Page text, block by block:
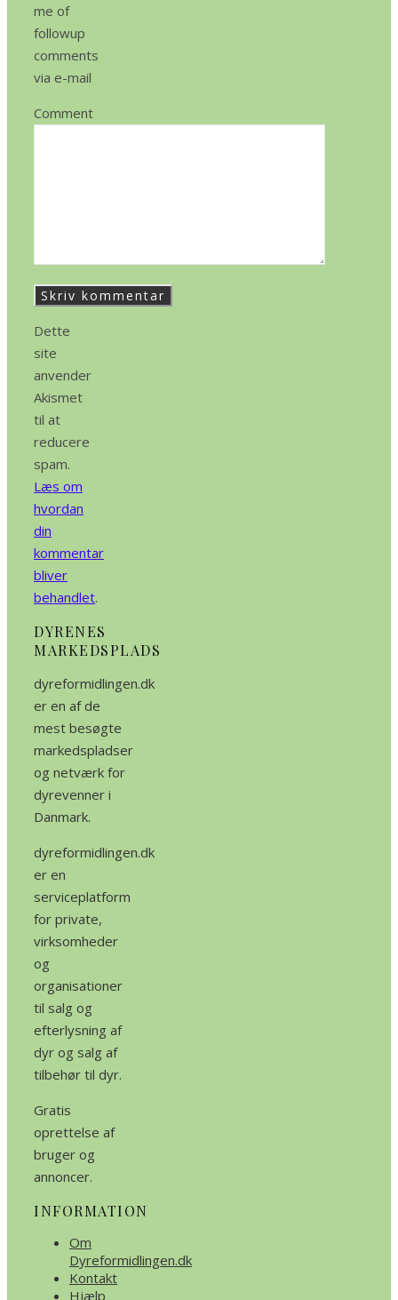
me of
followup
comments
via e-mail
Comment
Dette
site
anvender
Akismet
til at
reducere
spam.
Læs om
hvordan
din
kommentar
bliver
behandlet.
DYRENES
MARKEDSPLADS
dyreformidlingen.dk
er en af de
mest besøgte
markedspladser
og netværk for
dyrevenner i
Danmark.
dyreformidlingen.dk
er en
serviceplatform
for private,
virksomheder
og
organisationer
til salg og
efterlysning af
dyr og salg af
tilbehør til dyr.
Gratis
oprettelse af
bruger og
annoncer.
INFORMATION
Om
Dyreformidlingen.dk
Kontakt
Hjælp